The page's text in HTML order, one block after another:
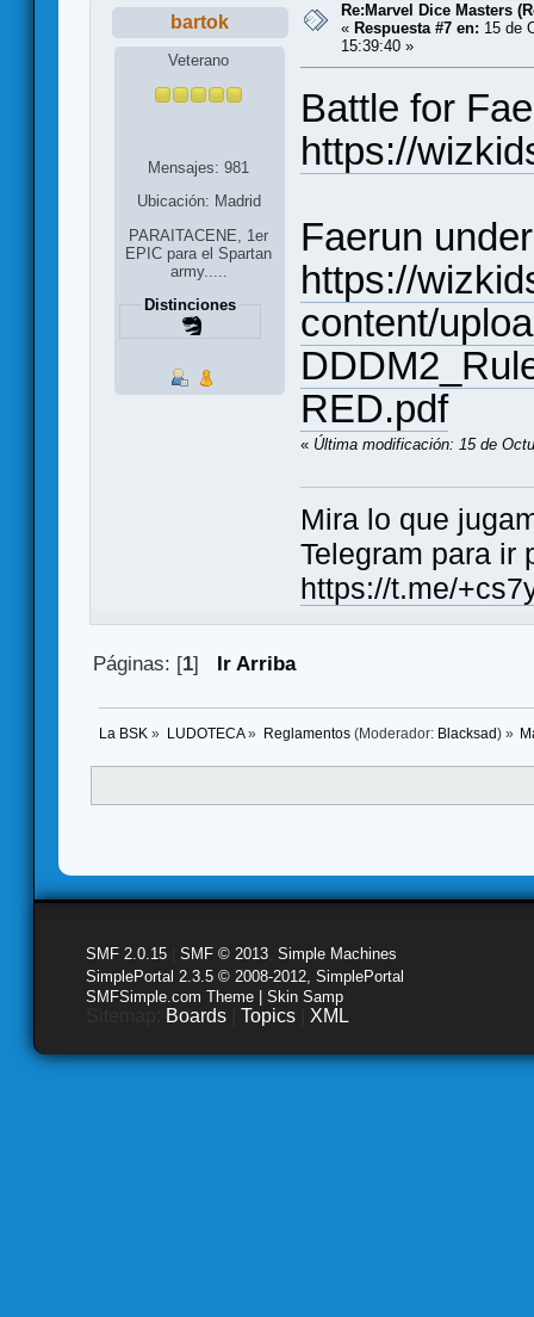
bartok
Veterano
Mensajes: 981
Ubicación: Madrid
PARAITACENE, 1er
EPIC para el Spartan
army.....
Distinciones
Re:Marvel Dice Masters
« Respuesta #7 en: 15 de
15:39:40 »
Battle for
https://
Faerun
https://
content/
RED.pdf
« Última modificación: 15 de
Mira lo que
Telegram para ir
https://t.me/
Páginas: [1] Ir Arriba
La BSK » LUDOTECA» Reglamentos(Moderador: Blacksad) »
SMF 2.0.15 SMF © 2013 Simple Machines
SimplePortal 2.3.5 © 2008-2012, SimplePortal
SMFSimple.com Theme | Skin Samp
Boards Topics XML